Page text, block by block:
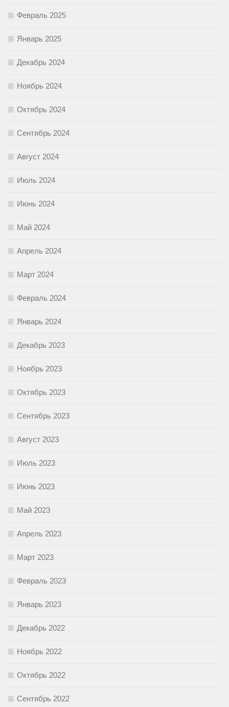
Февраль 2025
Январь 2025
Декабрь 2024
Ноябрь 2024
Октябрь 2024
Сентябрь 2024
Август 2024
Июль 2024
Июнь 2024
Май 2024
Апрель 2024
Март 2024
Февраль 2024
Январь 2024
Декабрь 2023
Ноябрь 2023
Октябрь 2023
Сентябрь 2023
Август 2023
Июль 2023
Июнь 2023
Май 2023
Апрель 2023
Март 2023
Февраль 2023
Январь 2023
Декабрь 2022
Ноябрь 2022
Октябрь 2022
Сентябрь 2022